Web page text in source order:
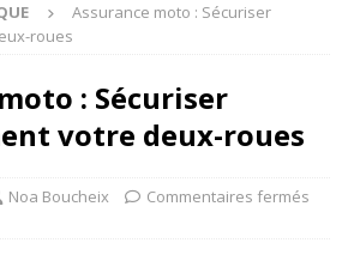
Assurance moto : Sécuriser
roues
: Sécuriser
votre deux-roues
Noa Boucheix Commentaires fermés